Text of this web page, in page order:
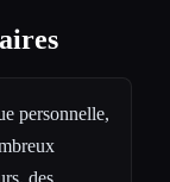
personnelle,
des